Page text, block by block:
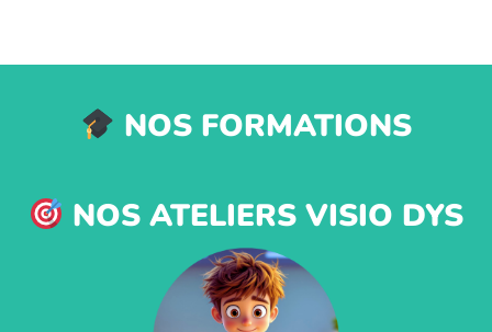
NOS FORMATIONS
NOS ATELIERS VISIO DYS